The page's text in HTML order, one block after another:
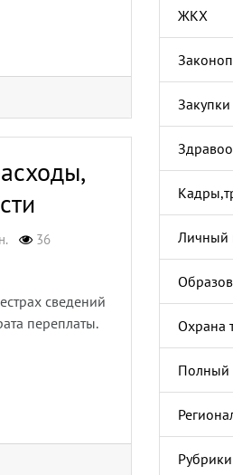
36
сведений
переплаты.
ЖКХ
Закупки
Личный
Охрана
Полный